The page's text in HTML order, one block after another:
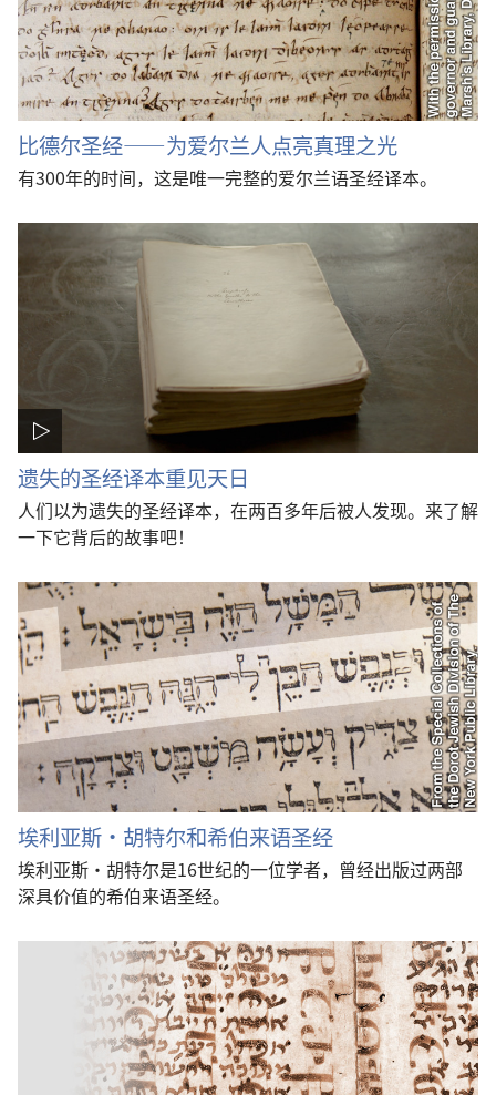
比德尔圣经——为爱尔兰人点亮真理之光
有300年的时间，这是唯一完整的爱尔兰语圣经译本。
遗失的圣经译本重见天日
人们以为遗失的圣经译本，在两百多年后被人发现。来了解
一下它背后的故事吧！
埃利亚斯·胡特尔和希伯来语圣经
埃利亚斯·胡特尔是16世纪的一位学者，曾经出版过两部
深具价值的希伯来语圣经。